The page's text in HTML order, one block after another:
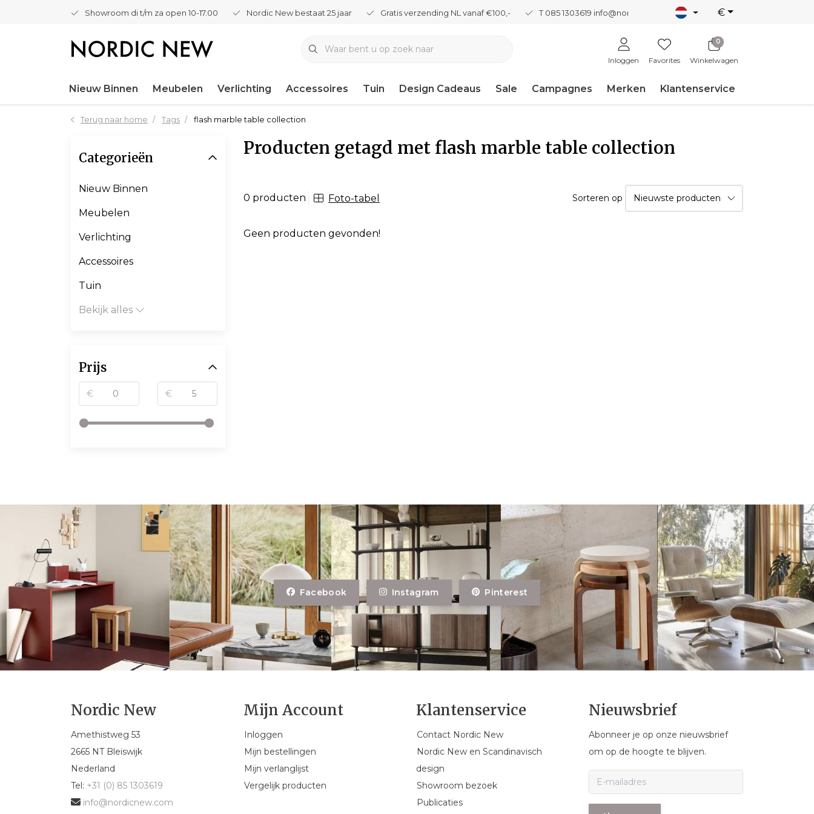
Showroom di t/m za open 10-17.00 Nordic New bestaat 25 jaar Gratis verzending NL vanaf €100,- T 085 1303619 info@nordicnew.nl €
Inloggen Favorites
0
Winkelwagen
Nieuw Binnen Meubelen Verlichting Accessoires Tuin Design Cadeaus Sale Campagnes Merken Klantenservice
Terug naar home Tags flash marble table collection
Producten getagd met flash marble table collection
0 producten Foto-tabel Sorteren op
Geen producten gevonden!
Categorieën
Nieuw Binnen
Meubelen
Verlichting
Accessoires
Tuin
Bekijk alles
Prijs
€ €
Facebook Instagram Pinterest
Nordic New
Amethistweg 53
2665 NT Bleiswijk
Nederland
Tel: +31 (0) 85 1303619
info@nordicnew.com
Mijn Account
Inloggen
Mijn bestellingen
Mijn verlanglijst
Vergelijk producten
Klantenservice
Contact Nordic New
Nordic New en Scandinavisch
design
Showroom bezoek
Publicaties
Nieuwsbrief
Abonneer je op onze nieuwsbrief
om op de hoogte te blijven.